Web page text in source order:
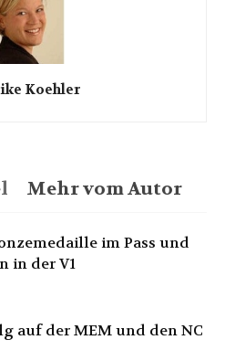
Koehler
Mehr vom Autor
im Pass und
in der V1
auf der MEM und den NC